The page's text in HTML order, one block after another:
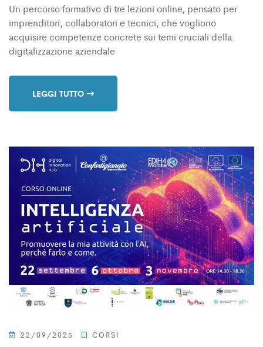
Un percorso formativo di tre lezioni online, pensato per
imprenditori, collaboratori e tecnici, che vogliono
acquisire competenze concrete sui temi cruciali della
digitalizzazione aziendale
LEGGI TUTTO
22/09/2025 CORSI